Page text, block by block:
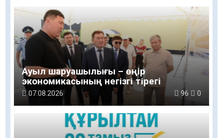
Ауыл шаруашылығы – өңір
экономикасының негізгі тірегі
07.08.2026 96 0